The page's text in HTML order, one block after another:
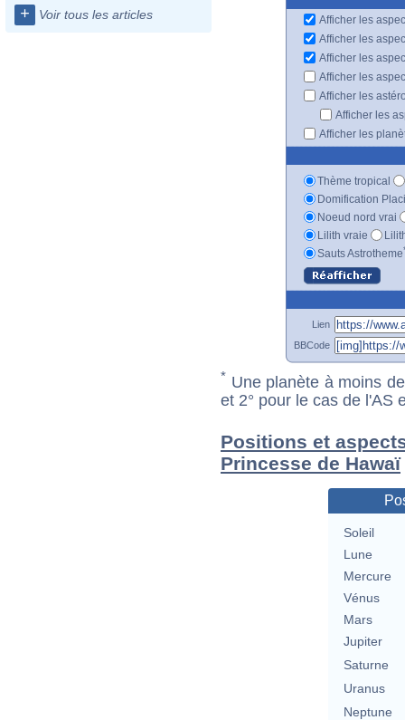
+ Voir tous les articles
Afficher les
Afficher les
Afficher les
Afficher les
Afficher les
Afficher les
Afficher les
Thème tropical
Domification
Noeud nord vrai
Lilith vraie
Sauts Astrotheme
Lien
BBCode
* Une planète à moins
et 2° pour le cas de l'AS
Positions et
Princesse de Hawaï
Soleil
Lune
Mercure
Vénus
Mars
Jupiter
Saturne
Uranus
Neptune